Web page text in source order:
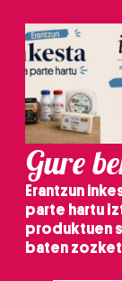
Gure
Erantzun
parte hartu
produktuen
baten